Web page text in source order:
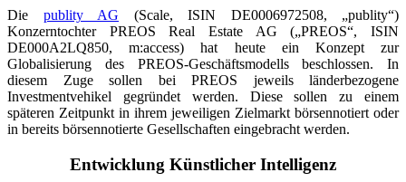
Die publity AG (Scale, ISIN DE0006972508, „publity“)
Konzerntochter PREOS Real Estate AG („PREOS“, ISIN
DE000A2LQ850, m:access) hat heute ein Konzept zur
Globalisierung des PREOS-Geschäftsmodells beschlossen. In
diesem Zuge sollen bei PREOS jeweils länderbezogene
Investmentvehikel gegründet werden. Diese sollen zu einem
späteren Zeitpunkt in ihrem jeweiligen Zielmarkt börsennotiert oder
in bereits börsennotierte Gesellschaften eingebracht werden.
Entwicklung Künstlicher Intelligenz